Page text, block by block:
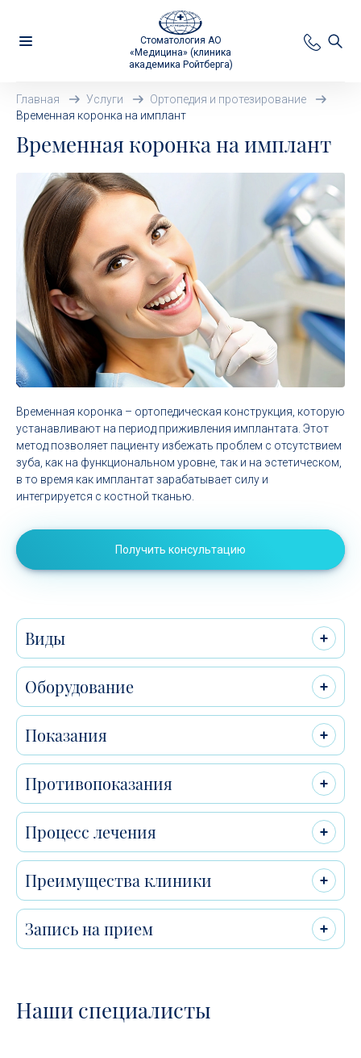
Стоматология АО
«Медицина» (клиника
академика Ройтберга)
Главная Услуги
Ортопедия и протезирование
Временная коронка на имплант
Временная коронка на имплант
Временная коронка – ортопедическая конструкция, которую
устанавливают на период приживления имплантата. Этот
метод позволяет пациенту избежать проблем с отсутствием
зуба, как на функциональном уровне, так и на эстетическом,
в то время как имплантат зарабатывает силу и
интегрируется с костной тканью.
Получить консультацию
Виды
Оборудование
Показания
Противопоказания
Процесс лечения
Преимущества клиники
Запись на прием
Наши специалисты